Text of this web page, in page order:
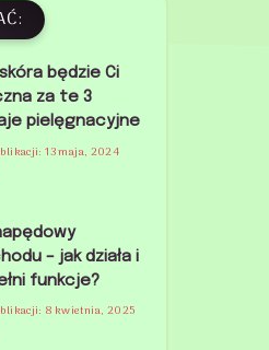
będzie Ci
za te 3
pielęgnacyjne
13 maja, 2024
– jak działa i
funkcje?
8 kwietnia, 2025